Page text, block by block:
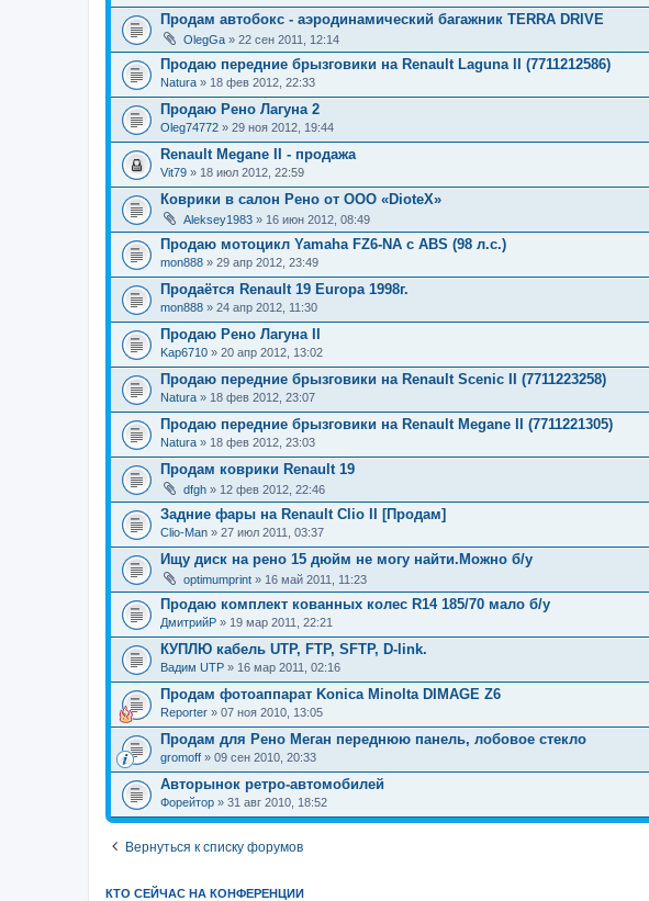
Продам автобокс - аэродинамический багажник TERRA DRIVE
OlegGa » 22 сен 2011, 12:14
Продаю передние брызговики на Renault Laguna II (7711212586)
Natura » 18 фев 2012, 22:33
Продаю Рено Лагуна 2
Oleg74772 » 29 ноя 2012, 19:44
Renault Megane II - продажа
Vit79 » 18 июл 2012, 22:59
Коврики в салон Рено от ООО «DioteX»
Aleksey1983 » 16 июн 2012, 08:49
Продаю мотоцикл Yamaha FZ6-NA с ABS (98 л.с.)
mon888 » 29 апр 2012, 23:49
Продаётся Renault 19 Europa 1998г.
mon888 » 24 апр 2012, 11:30
Продаю Рено Лагуна II
Kap6710 » 20 апр 2012, 13:02
Продаю передние брызговики на Renault Scenic II (7711223258)
Natura » 18 фев 2012, 23:07
Продаю передние брызговики на Renault Megane II (7711221305)
Natura » 18 фев 2012, 23:03
Продам коврики Renault 19
dfgh » 12 фев 2012, 22:46
Задние фары на Renault Clio II [Продам]
Clio-Man » 27 июл 2011, 03:37
Ищу диск на рено 15 дюйм не могу найти.Можно б/у
optimumprint » 16 май 2011, 11:23
Продаю комплект кованных колес R14 185/70 мало б/у
ДмитрийР » 19 мар 2011, 22:21
КУПЛЮ кабель UTP, FTP, SFTP, D-link.
Вадим UTP » 16 мар 2011, 02:16
Продам фотоаппарат Konica Minolta DIMAGE Z6
Reporter » 07 ноя 2010, 13:05
Продам для Рено Меган переднюю панель, лобовое стекло
gromoff » 09 сен 2010, 20:33
Авторынок ретро-автомобилей
Форейтор » 31 авг 2010, 18:52
Вернуться к списку форумов
КТО СЕЙЧАС НА КОНФЕРЕНЦИИ